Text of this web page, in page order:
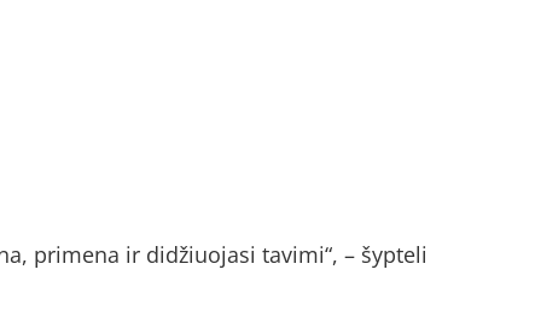
primena ir didžiuojasi tavimi“, – šypteli